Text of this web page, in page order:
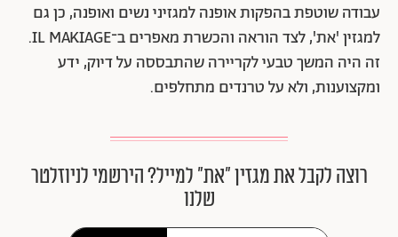
עבודה שוטפת בהפקות אופנה למגזיני נשים ואופנה, כן גם
למגזין 'את', לצד הוראה והכשרת מאפרים ב־IL MAKIAGE.
זה היה המשך טבעי לקריירה שהתבססה על דיוק, ידע
ומקצוענות, ולא על טרנדים מתחלפים.
רוצה לקבל את מגזין ״את״ למייל? הירשמי לניוזלטר
שלנו